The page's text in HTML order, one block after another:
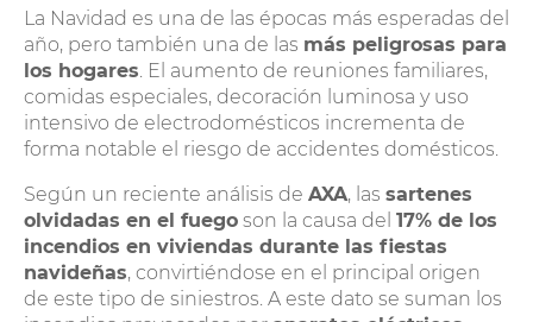
La Navidad es una de las épocas más esperadas del
año, pero también una de las más peligrosas para
los hogares. El aumento de reuniones familiares,
comidas especiales, decoración luminosa y uso
intensivo de electrodomésticos incrementa de
forma notable el riesgo de accidentes domésticos.
Según un reciente análisis de AXA, las sartenes
olvidadas en el fuego son la causa del 17% de los
incendios en viviendas durante las fiestas
navideñas, convirtiéndose en el principal origen
de este tipo de siniestros. A este dato se suman los